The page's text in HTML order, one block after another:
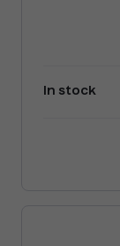
In stock